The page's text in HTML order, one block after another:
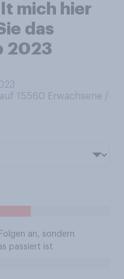
mich hier
das
2023
15560 Erwachsene /
an, sondern
passiert ist